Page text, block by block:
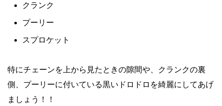
クランク
プーリー
スプロケット
特にチェーンを上から見たときの隙間や、クランクの裏
側、プーリーに付いている黒いドロドロを綺麗にしてあげ
ましょう！！